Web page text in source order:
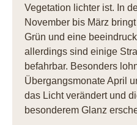
Vegetation lichter ist. In
November bis März
Grün und eine
allerdings sind einige
befahrbar. Besonders
Übergangsmonate April
das Licht verändert und
besonderem Glanz